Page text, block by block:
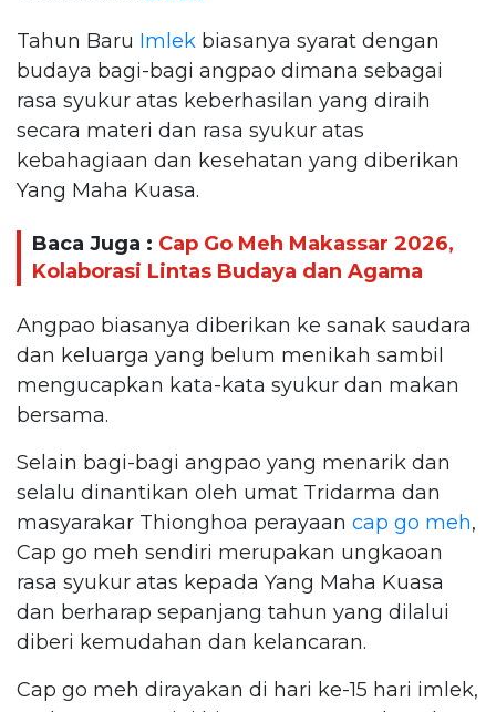
Tahun Baru Imlek biasanya syarat dengan
budaya bagi-bagi angpao dimana sebagai
rasa syukur atas keberhasilan yang diraih
secara materi dan rasa syukur atas
kebahagiaan dan kesehatan yang diberikan
Yang Maha Kuasa.
Baca Juga : Cap Go Meh Makassar 2026,
Kolaborasi Lintas Budaya dan Agama
Angpao biasanya diberikan ke sanak saudara
dan keluarga yang belum menikah sambil
mengucapkan kata-kata syukur dan makan
bersama.
Selain bagi-bagi angpao yang menarik dan
selalu dinantikan oleh umat Tridarma dan
masyarakar Thionghoa perayaan cap go meh,
Cap go meh sendiri merupakan ungkaoan
rasa syukur atas kepada Yang Maha Kuasa
dan berharap sepanjang tahun yang dilalui
diberi kemudahan dan kelancaran.
Cap go meh dirayakan di hari ke-15 hari imlek,